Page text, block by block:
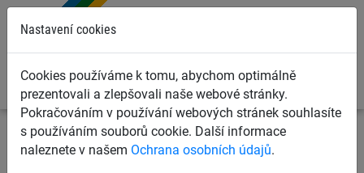
Nastavení cookies
Cookies používáme k tomu, abychom optimálně
prezentovali a zlepšovali naše webové stránky.
Pokračováním v používání webových stránek souhlasíte
s používáním souborů cookie. Další informace
naleznete v našem Ochrana osobních údajů.
Ochranné sítě a plachty
Kontejnerové sítě a plachty pro